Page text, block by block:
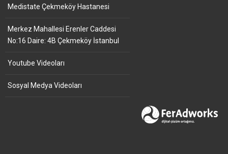
Medistate Çekmeköy Hastanesi
Merkez Mahallesi Erenler Caddesi
No:16 Daire: 4B Çekmeköy İstanbul
Youtube Videoları
Sosyal Medya Videoları